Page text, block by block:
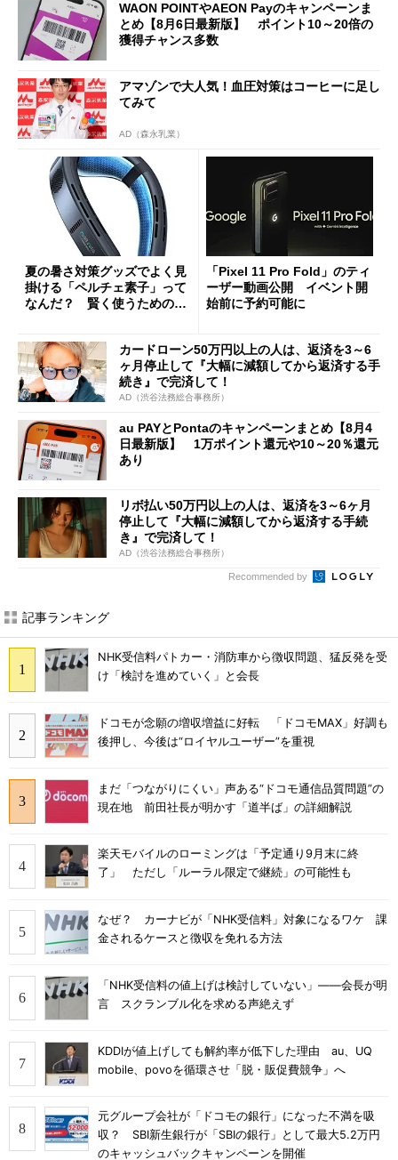
WAON POINTやAEON Payのキャンペーンま
とめ【8月6日最新版】 ポイント10～20倍の
獲得チャンス多数
アマゾンで大人気！血圧対策はコーヒーに足し
てみて
AD（森永乳業）
夏の暑さ対策グッズでよく見
掛ける「ペルチェ素子」って
なんだ？ 賢く使うための注
「Pixel 11 Pro Fold」のティ
ーザー動画公開 イベント開
始前に予約可能に
カードローン50万円以上の人は、返済を3～6
ヶ月停止して『大幅に減額してから返済する手
続き』で完済して！
AD（渋谷法務総合事務所）
au PAYとPontaのキャンペーンまとめ【8月4
日最新版】 1万ポイント還元や10～20％還元
あり
リボ払い50万円以上の人は、返済を3～6ヶ月
停止して『大幅に減額してから返済する手続
き』で完済して！
AD（渋谷法務総合事務所）
Recommended by
記事ランキング
NHK受信料パトカー・消防車から徴収問題、猛反発を受
け「検討を進めていく」と会長
ドコモが念願の増収増益に好転 「ドコモMAX」好調も
後押し、今後は“ロイヤルユーザー”を重視
まだ「つながりにくい」声ある“ドコモ通信品質問題”の
現在地 前田社長が明かす「道半ば」の詳細解説
楽天モバイルのローミングは「予定通り9月末に終
了」 ただし「ルーラル限定で継続」の可能性も
なぜ？ カーナビが「NHK受信料」対象になるワケ 課
金されるケースと徴収を免れる方法
「NHK受信料の値上げは検討していない」――会長が明
言 スクランブル化を求める声絶えず
KDDIが値上げしても解約率が低下した理由 au、UQ
mobile、povoを循環させ「脱・販促費競争」へ
元グループ会社が「ドコモの銀行」になった不満を吸
収？ SBI新生銀行が「SBIの銀行」として最大5.2万円
のキャッシュバックキャンペーンを開催